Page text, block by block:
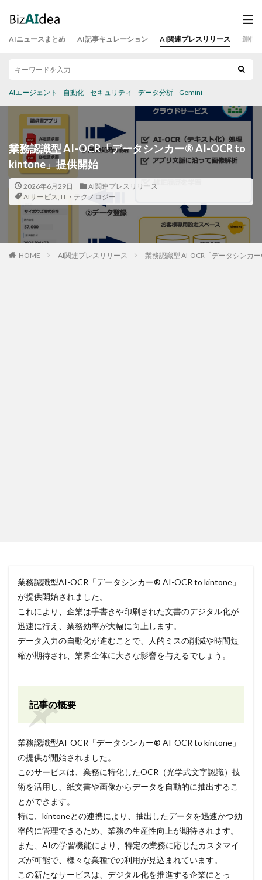
AIニュースまとめ AI記事キュレーション AI関連プレスリリース 運営
AIエージェント 自動化 セキュリティ データ分析 Gemini
業務認識型 AI-OCR「データシンカー® AI-OCR to
kintone」提供開始
2026年6月29日
AI関連プレスリリース
AIサービス, IT・テクノロジー
HOME AI関連プレスリリース 業務認識型 AI-OCR「データシンカ
業務認識型AI-OCR「データシンカー® AI-OCR to kintone」
が提供開始されました。
これにより、企業は手書きや印刷された文書のデジタル化が
迅速に行え、業務効率が大幅に向上します。
データ入力の自動化が進むことで、人的ミスの削減や時間短
縮が期待され、業界全体に大きな影響を与えるでしょう。
記事の概要
業務認識型AI-OCR「データシンカー® AI-OCR to kintone」
の提供が開始されました。
このサービスは、業務に特化したOCR（光学式文字認識）技
術を活用し、紙文書や画像からデータを自動的に抽出するこ
とができます。
特に、kintoneとの連携により、抽出したデータを迅速かつ効
率的に管理できるため、業務の生産性向上が期待されます。
また、AIの学習機能により、特定の業務に応じたカスタマイ
ズが可能で、様々な業種での利用が見込まれています。
この新たなサービスは、デジタル化を推進する企業にとっ